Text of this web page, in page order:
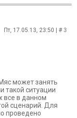
Пт, 17.05.13, 23:50 | # 3
может занять
такой ситуации
все в данном
сценарий. Для
проведено